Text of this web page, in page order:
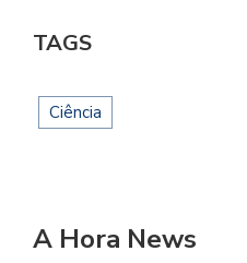
TAGS
Ciência
A Hora News